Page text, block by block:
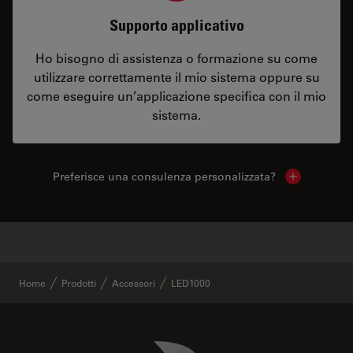
Supporto applicativo
Ho bisogno di assistenza o formazione su come
utilizzare correttamente il mio sistema oppure su
come eseguire un’applicazione specifica con il mio
sistema.
Preferisce una consulenza personalizzata? Show local
Home Prodotti Accessori LED1000
Danaher Logo